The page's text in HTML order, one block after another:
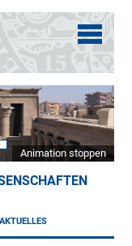
Animation stoppen
AKTUELLES